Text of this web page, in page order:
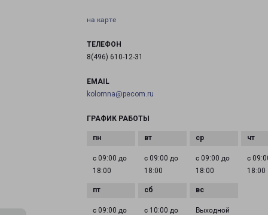
на карте
ТЕЛЕФОН
8(496) 610-12-31
EMAIL
kolomna@pecom.ru
ГРАФИК РАБОТЫ
с 09:00 до
18:00
с 09:00 до
18:00
с 09:00 до
18:00
с
18:00
с 09:00 до
с 10:00 до
Выходной